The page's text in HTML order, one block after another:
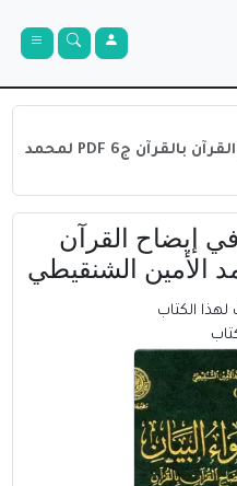
كتاب أضواء البيان في إيضاح القرآن بالقرآن ج6 PDF لمحمد
إيضاح القرآن
لهذا الكتاب